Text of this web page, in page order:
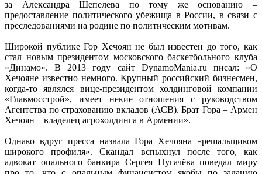
за Александра Шепелева по тому же основанию –
предоставление политического убежища в России, в связи с
преследованиями на родине по политическим мотивам.
Широкой публике Гор Хечоян не был известен до того, как
стал новым президентом московского баскетбольного клуба
«Динамо». В 2013 году сайт DynamoMania.ru писал: «О
Хечояне известно немного. Крупный российский бизнесмен,
когда-то являлся вице-президентом холдинговой компании
«Главмосстрой», имеет некие отношения с руководством
Агентства по страхованию вкладов (АСВ). Брат Гора – Армен
Хечоян – владелец агрохолдинга в Армении».
Однако вдруг пресса назвала Гора Хечояна «решальщиком
широкого профиля». Скандал вспыхнул после того, как
адвокат опального банкира Сергея Пугачёва поведал миру